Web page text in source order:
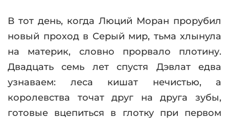
В тот день, когда Люций Моран прорубил
новый проход в Серый мир, тьма хлынула
на материк, словно прорвало плотину.
Двадцать семь лет спустя Дэвлат едва
узнаваем: леса кишат нечистью, а
королевства точат друг на друга зубы,
готовые вцепиться в глотку при первом